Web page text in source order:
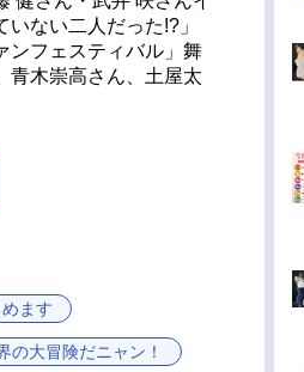
ない二人だった!?」
ンフェスティバル」舞
木崇高さん、土屋太
ます
の大冒険だニャン！